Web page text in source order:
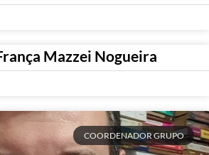
Mazzei Nogueira
COORDENADOR GRUPO